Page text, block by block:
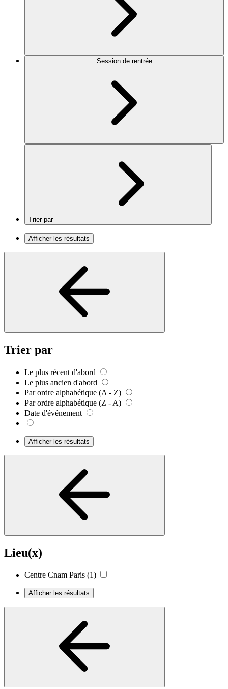
Session de rentrée
Trier par
Afficher les résultats
Trier par
Le plus récent d'abord
Le plus ancien d'abord
Par ordre alphabétique (A - Z)
Par ordre alphabétique (Z - A)
Date d'événement
Afficher les résultats
Lieu(x)
Centre Cnam Paris (1)
Afficher les résultats